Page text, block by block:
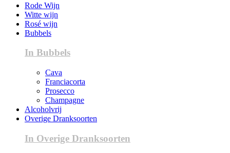
Rode Wijn
Witte wijn
Rosé wijn
Bubbels
In Bubbels
Cava
Franciacorta
Prosecco
Champagne
Alcoholvrij
Overige Dranksoorten
In Overige Dranksoorten